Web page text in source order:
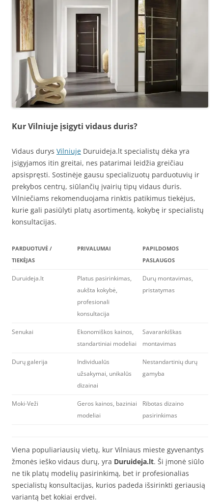
Kur Vilniuje įsigyti vidaus duris?
Vidaus durys Vilniuje Duruideja.lt specialistų dėka yra
įsigyjamos itin greitai, nes patarimai leidžia greičiau
apsispręsti. Sostinėje gausu specializuotų parduotuvių ir
prekybos centrų, siūlančių įvairių tipų vidaus duris.
Vilniečiams rekomenduojama rinktis patikimus tiekėjus,
kurie gali pasiūlyti platų asortimentą, kokybę ir specialistų
konsultacijas.
PARDUOTUVĖ /
TIEKĖJAS
PRIVALUMAI
PAPILDOMOS
PASLAUGOS
Duruideja.lt
Platus pasirinkimas,
aukšta kokybė,
profesionali
konsultacija
Durų montavimas,
pristatymas
Senukai
Ekonomiškos kainos,
standartiniai modeliai
Savarankiškas
montavimas
Durų galerija
Individualūs
užsakymai, unikalūs
dizainai
Nestandartinių durų
gamyba
Moki-Veži
Geros kainos, baziniai
modeliai
Ribotas dizaino
pasirinkimas
Viena populiariausių vietų, kur Vilniaus mieste gyvenantys
žmonės ieško vidaus durų, yra Duruideja.lt. Ši įmonė siūlo
ne tik platų modelių pasirinkimą, bet ir profesionalias
specialistų konsultacijas, kurios padeda išsirinkti geriausią
variantą bet kokiai erdvei.